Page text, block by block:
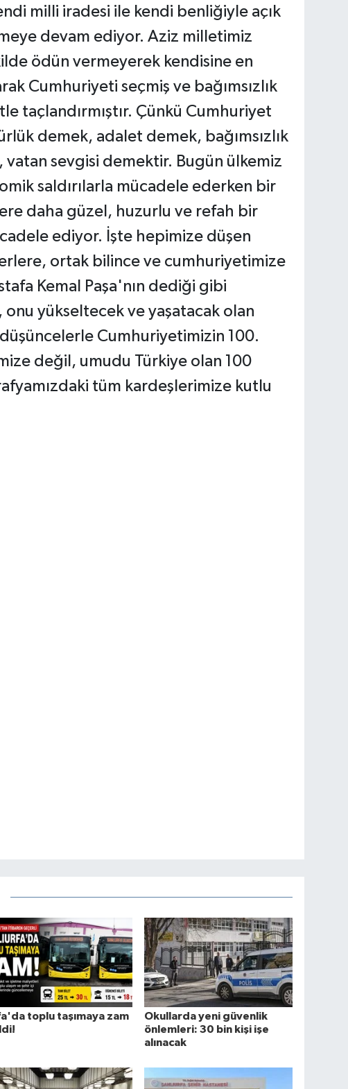
milli iradesi ile kendi benliğiyle açık
devam ediyor. Aziz milletimiz
ödün vermeyerek kendisine en
Cumhuriyeti seçmiş ve bağımsızlık
taçlandırmıştır. Çünkü Cumhuriyet
demek, adalet demek, bağımsızlık
vatan sevgisi demektir. Bugün ülkemiz
saldırılarla mücadele ederken bir
daha güzel, huzurlu ve refah bir
ediyor. İşte hepimize düşen
ortak bilince ve cumhuriyetimize
Kemal Paşa'nın dediği gibi
yükseltecek ve yaşatacak olan
Cumhuriyetimizin 100.
değil, umudu Türkiye olan 100
tüm kardeşlerimize kutlu
toplu taşımaya zam
Okullarda yeni güvenlik
önlemleri: 30 bin kişi işe
alınacak